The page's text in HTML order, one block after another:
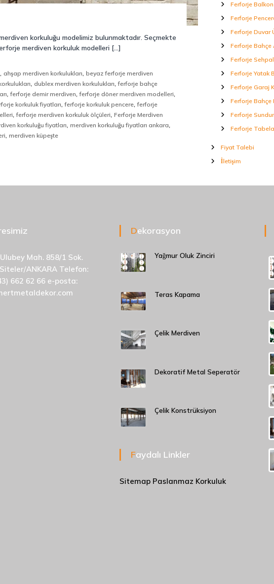
korkuluğu modelimiz bulunmaktadır. Seçmekte
merdiven korkuluk modelleri […]
,ahşap merdiven korkulukları,beyaz ferforje merdiven
,dublex merdiven korkulukları,ferforje bahçe
,ferforje demir merdiven,ferforje döner merdiven modelleri,
korkuluk fiyatları,ferforje korkuluk pencere,ferforje
,ferforje merdiven korkuluk ölçüleri,Ferforje Merdiven
korkuluğu fiyatları,merdiven korkuluğu fiyatları ankara,
,merdiven küpeşte
Ferforje Balkon
Ferforje
Ferforje Duvar
Ferforje Bahçe
Ferforje
Ferforje Yatak
Ferforje Garaj
Ferforje Bahçe
Ferforje
Ferforje Tabela
Fiyat Talebi
İletişim
Mah. 858/1 Sok.
ANKARA Telefon:
662 62 66 e-posta:
Dekorasyon
Yağmur Oluk Zinciri
Teras Kapama
Çelik Merdiven
Dekoratif Metal Seperatör
Çelik Konstrüksiyon
Faydalı Linkler
Sitemap Paslanmaz Korkuluk